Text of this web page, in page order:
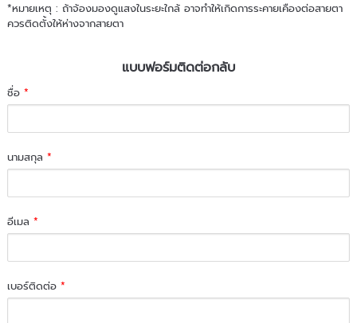
*หมายเหตุ : ถ้าจ้องมองดูแสงในระยะใกล้ อาจทำให้เกิดการระคายเคืองต่อสายตา
ควรติดตั้งให้ห่างจากสายตา
แบบฟอร์มติดต่อกลับ
ชื่อ*
นามสกุล*
อีเมล*
เบอร์ติดต่อ*